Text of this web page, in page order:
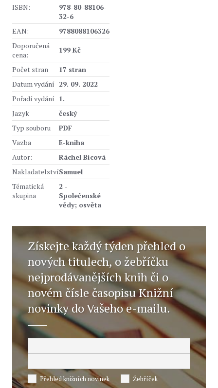
ISBN:
978-80-88106-
32-6
EAN:
9788088106326
Doporučená
cena:
199 Kč
Počet stran
17 stran
Datum vydání 29. 09. 2022
Pořadí vydání 1.
Jazyk
český
Typ souboru
PDF
Vazba
E-kniha
Autor:
Ráchel Bícová
NakladatelstvíSamuel
Tématická
skupina
2 -
Společenské
vědy; osvěta
Získejte každý týden přehled o
nových titulech, o žebříčku
nejprodávanějších knih či o
novém čísle časopisu Knižní
novinky do Vašeho e-mailu.
Přehled knižních novinek Žebříček